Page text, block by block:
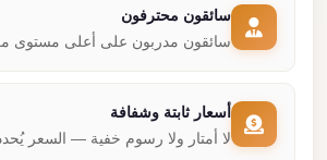
سائقون محترفون
سائقون مدربون على أعلى مستوى من
أسعار ثابتة وشفافة
لا أمتار ولا رسوم خفية — السعر يُحدد